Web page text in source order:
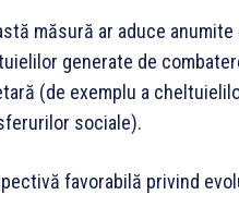
măsură ar aduce
generate de
(de exemplu a
sociale).
favorabilă privind